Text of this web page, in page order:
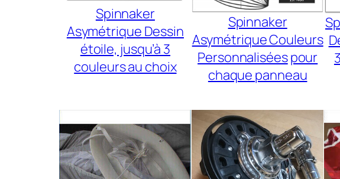
Spinnaker
Asymétrique Dessin
étoile, jusqu’à 3
couleurs au choix
Spinnaker
Asymétrique Couleurs
Personnaliséespour
chaque panneau